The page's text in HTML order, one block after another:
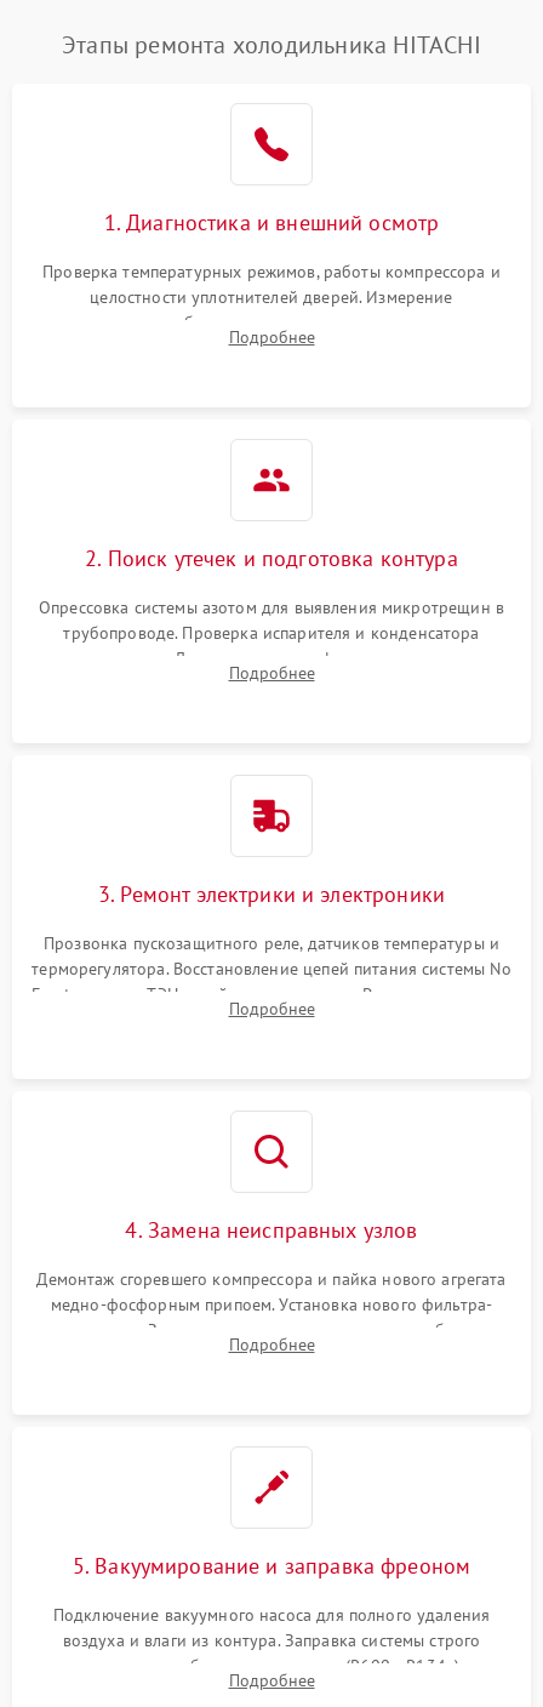
Поломка системы No Frost 2600 ₽ Подробнее →
работе
2000 ₽ Подробнее →
1000 ₽
1800 ₽
Этапы ремонта холодильника HITACHI
1. Диагностика и внешний осмотр
Проверка температурных режимов, работы компрессора и
целостности уплотнителей дверей. Измерение
сопротивления обмоток мотора, проверка термостата и
считывание кодов ошибок с электронного дисплея.
Подробнее
2. Поиск утечек и подготовка контура
Опрессовка системы азотом для выявления микротрещин в
трубопроводе. Проверка испарителя и конденсатора
течеискателем. Демонтаж старого фильтра-осушителя и
продувка капиллярной трубки для устранения засоров.
Подробнее
3. Ремонт электрики и электроники
Прозвонка пускозащитного реле, датчиков температуры и
терморегулятора. Восстановление цепей питания системы No
Frost, включая ТЭН оттайки и вентилятор. Ремонт или замена
платы управления при сбоях алгоритмов.
Подробнее
4. Замена неисправных узлов
Демонтаж сгоревшего компрессора и пайка нового агрегата
медно-фосфорным припоем. Установка нового фильтра-
осушителя. Замена изношенных вентиляторов обдува,
сломанных заслонок или поврежденных дверных петель.
Подробнее
5. Вакуумирование и заправка фреоном
Подключение вакуумного насоса для полного удаления
воздуха и влаги из контура. Заправка системы строго
дозированным объемом хладагента (R600a, R134a) по
электронным весам. Контроль рабочего давления в системе.
Подробнее